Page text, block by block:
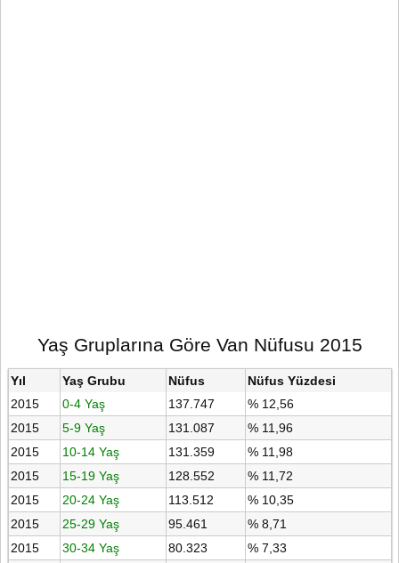
Yaş Gruplarına Göre Van Nüfusu 2015
Yıl Yaş Grubu Nüfus
Nüfus Yüzdesi
2015
0-4 Yaş 137.747
% 12,56
2015
5-9 Yaş 131.087
% 11,96
2015
10-14 Yaş 131.359
% 11,98
2015
15-19 Yaş 128.552
% 11,72
2015
20-24 Yaş 113.512
% 10,35
2015
25-29 Yaş 95.461
% 8,71
2015
30-34 Yaş 80.323
% 7,33